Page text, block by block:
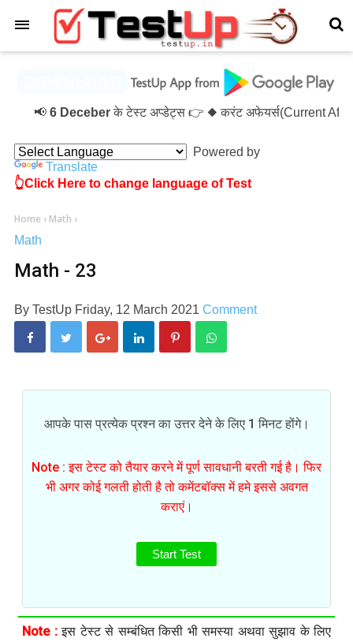
6 Deceberके टेस्ट अप्डेट्स 👉 ◆ करंट अफेयर्स(Current
Powered by
Translate
👆Click Here to change language of Test
Home › Math ›
Math
Math - 23
By TestUp Friday, 12 March 2021 Comment
आपके पास प्रत्येक प्रश्न का उत्तर देने के लिए 1 मिनट होंगे।
Note : इस टेस्ट को तैयार करने में पूर्ण सावधानी बरती गई है। फिर
भी अगर कोई गलती होती है तो कमेंटबॉक्स में हमे इससे अवगत
कराएं।
Start Test
Note :इस टेस्ट से सम्बंधित किसी भी समस्या अथवा सुझाव के लिए